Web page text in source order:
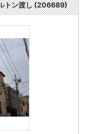
トン渡し (206689)